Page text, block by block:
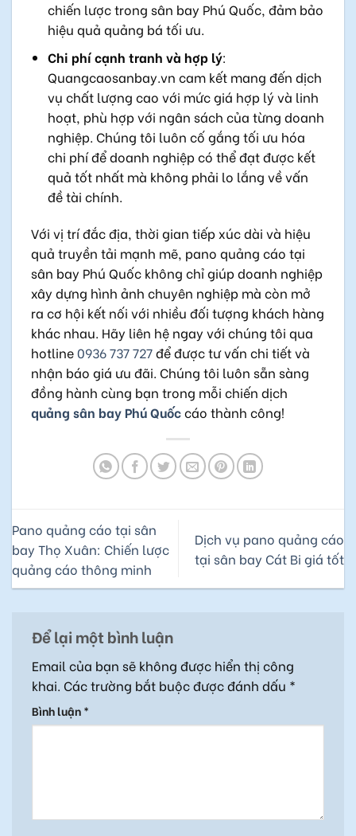
chiến lược trong sân bay Phú Quốc, đảm bảo
hiệu quả quảng bá tối ưu.
Chi phí cạnh tranh và hợp lý:
Quangcaosanbay.vn cam kết mang đến dịch
vụ chất lượng cao với mức giá hợp lý và linh
hoạt, phù hợp với ngân sách của từng doanh
nghiệp. Chúng tôi luôn cố gắng tối ưu hóa
chi phí để doanh nghiệp có thể đạt được kết
quả tốt nhất mà không phải lo lắng về vấn
đề tài chính.
Với vị trí đắc địa, thời gian tiếp xúc dài và hiệu
quả truyền tải mạnh mẽ, pano quảng cáo tại
sân bay Phú Quốc không chỉ giúp doanh nghiệp
xây dựng hình ảnh chuyên nghiệp mà còn mở
ra cơ hội kết nối với nhiều đối tượng khách hàng
khác nhau. Hãy liên hệ ngay với chúng tôi qua
hotline0936 737 727để được tư vấn chi tiết và
nhận báo giá ưu đãi. Chúng tôi luôn sẵn sàng
đồng hành cùng bạn trong mỗi chiến dịch
quảng sân bay Phú Quốccáo thành công!
Pano quảng cáo tại sân
bay Thọ Xuân: Chiến lược
quảng cáo thông minh
Dịch vụ pano quảng cáo
tại sân bay Cát Bi giá tốt
Để lại một bình luận
Email của bạn sẽ không được hiển thị công
khai. Các trường bắt buộc được đánh dấu *
Bình luận*